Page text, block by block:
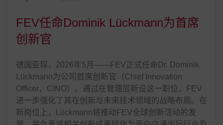
FEV任命Dominik Lückmann为首席
创新官
德国亚琛，2026年5月——FEV正式任命Dr. Dominik
Lückmann为公司首席创新官（Chief Innovation
Officer，CINO）。通过在管理层新设这一职位，FEV
进一步强化了其在创新与未来技术领域的战略布局。在
新岗位上，Lückmann将推动FEV全球创新活动的发